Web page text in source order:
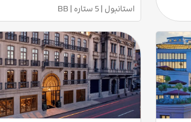
استانبول | 5 ستاره | BB